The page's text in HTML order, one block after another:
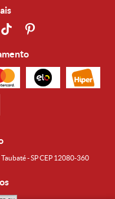
- SP CEP 12080-360